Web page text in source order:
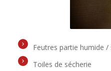
Feutres partie humide /
Toiles de sécherie